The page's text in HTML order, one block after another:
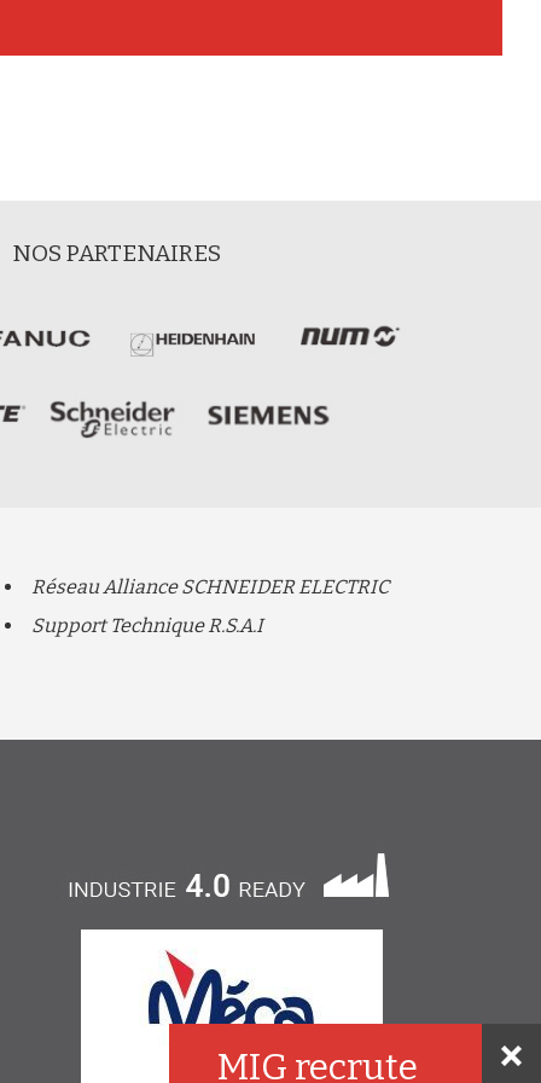
MIG recrute
NOS PARTENAIRES
Réseau Alliance SCHNEIDER ELECTRIC
Support Technique R.S.A.I